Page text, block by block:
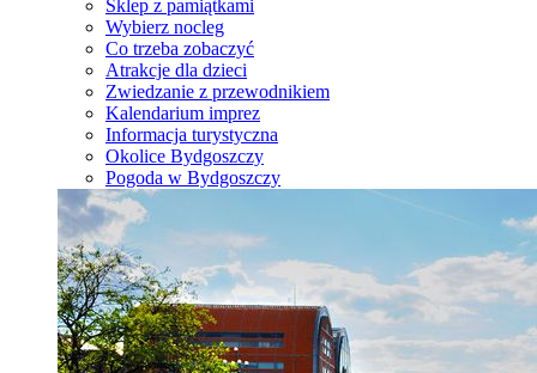
Sklep z pamiątkami
Wybierz nocleg
Co trzeba zobaczyć
Atrakcje dla dzieci
Zwiedzanie z przewodnikiem
Kalendarium imprez
Informacja turystyczna
Okolice Bydgoszczy
Pogoda w Bydgoszczy